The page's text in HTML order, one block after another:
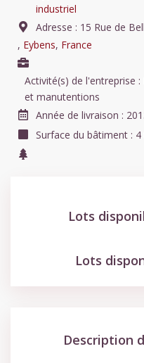
industriel
Adresse : 15 Rue de
, Eybens, France
Activité(s) de l'entreprise :
et manutentions
Année de livraison :
Surface du bâtiment : 4
Lots
Lots
Description